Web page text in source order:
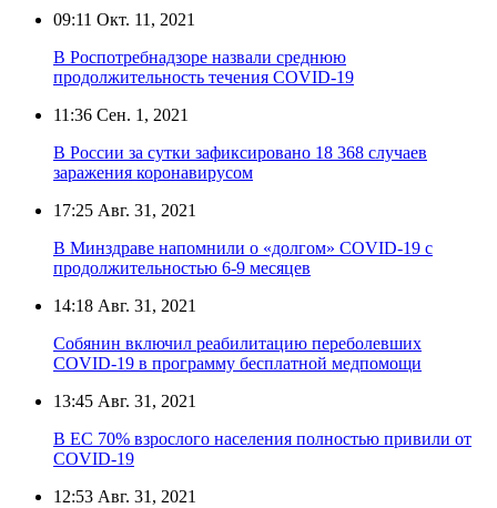
09:11 Окт. 11, 2021
В Роспотребнадзоре назвали среднюю
продолжительность течения COVID-19
11:36 Сен. 1, 2021
В России за сутки зафиксировано 18 368 случаев
заражения коронавирусом
17:25 Авг. 31, 2021
В Минздраве напомнили о «долгом» COVID-19 с
продолжительностью 6-9 месяцев
14:18 Авг. 31, 2021
Собянин включил реабилитацию переболевших
COVID-19 в программу бесплатной медпомощи
13:45 Авг. 31, 2021
В ЕС 70% взрослого населения полностью привили от
COVID-19
12:53 Авг. 31, 2021